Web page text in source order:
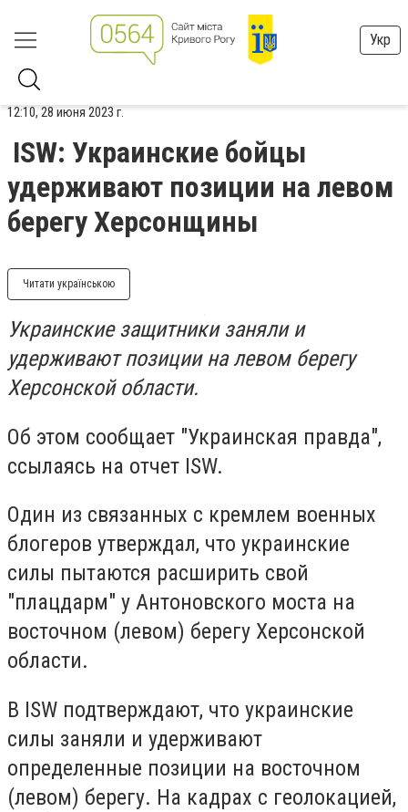
Укр
12:10, 28 июня 2023 г.
ISW: Украинские бойцы
удерживают позиции на левом
берегу Херсонщины
Читати українською
Украинские защитники заняли и
удерживают позиции на левом берегу
Херсонской области.
Об этом сообщает "Украинская правда",
ссылаясь на отчет ISW.
Один из связанных с кремлем военных
блогеров утверждал, что украинские
силы пытаются расширить свой
"плацдарм" у Антоновского моста на
восточном (левом) берегу Херсонской
области.
В ISW подтверждают, что украинские
силы заняли и удерживают
определенные позиции на восточном
(левом) берегу. На кадрах с геолокацией,